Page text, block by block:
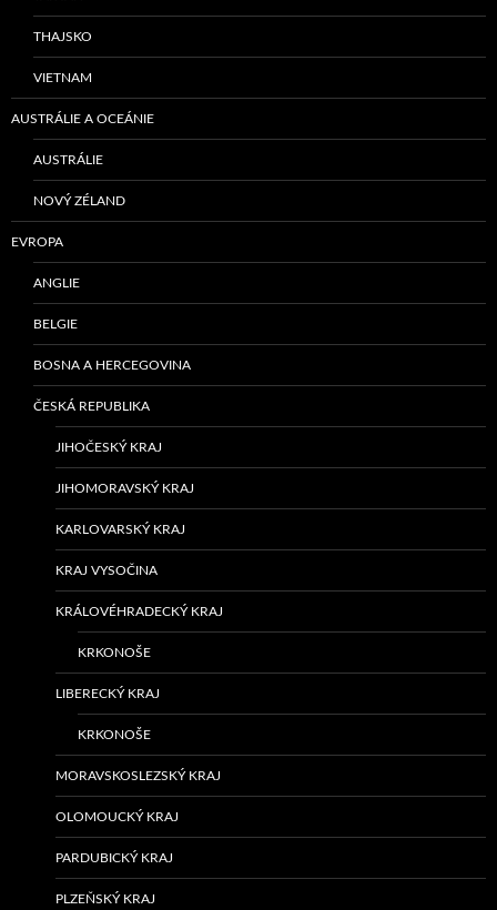
THAJSKO
VIETNAM
AUSTRÁLIE A OCEÁNIE
AUSTRÁLIE
NOVÝ ZÉLAND
EVROPA
ANGLIE
BELGIE
BOSNA A HERCEGOVINA
ČESKÁ REPUBLIKA
JIHOČESKÝ KRAJ
JIHOMORAVSKÝ KRAJ
KARLOVARSKÝ KRAJ
KRAJ VYSOČINA
KRÁLOVÉHRADECKÝ KRAJ
KRKONOŠE
LIBERECKÝ KRAJ
KRKONOŠE
MORAVSKOSLEZSKÝ KRAJ
OLOMOUCKÝ KRAJ
PARDUBICKÝ KRAJ
PLZEŇSKÝ KRAJ